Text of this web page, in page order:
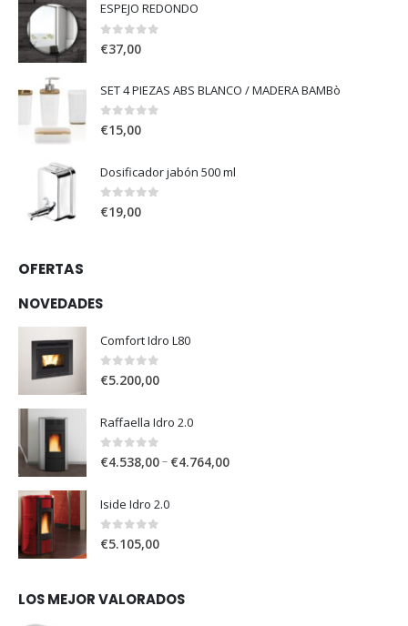
ESPEJO REDONDO
0out of 5
€37,00
SET 4 PIEZAS ABS BLANCO / MADERA BAMBò
0 out of 5
€15,00
Dosificador jabón 500 ml
0 out of 5
€19,00
OFERTAS
NOVEDADES
Comfort Idro L80
0out of 5
€5.200,00
Raffaella Idro 2.0
0 out of 5
€4.538,00– €4.764,00
Iside Idro 2.0
0out of 5
€5.105,00
LOS MEJOR VALORADOS